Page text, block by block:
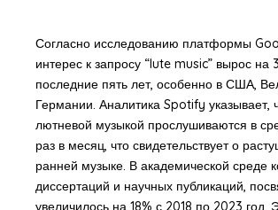
Согласно исследованию платформы
интерес к запросу “lute music” вырос на
последние пять лет, особенно в США,
Германии. Аналитика Spotify указывает,
лютневой музыкой прослушиваются в
раз в месяц, что свидетельствует о
ранней музыке. В академической среде
диссертаций и научных публикаций,
увеличилось на 18% с 2018 по 2023 год.